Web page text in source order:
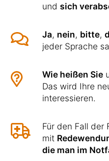
und sich
Ja, nein, bitte,
jeder Sprache
Wie heißen Sie
Das wird Ihre
interessieren.
Für den Fall der
mit
die man im